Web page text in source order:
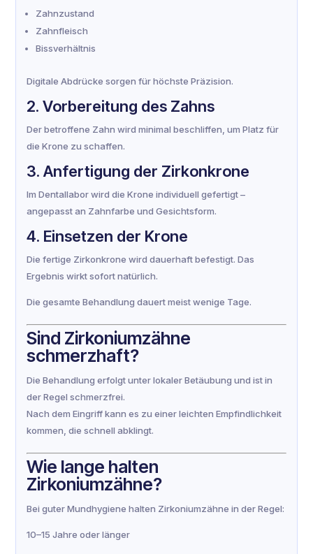
Zahnzustand
Zahnfleisch
Bissverhältnis
Digitale Abdrücke sorgen für höchste Präzision.
2. Vorbereitung des Zahns
Der betroffene Zahn wird minimal beschliffen, um Platz für
die Krone zu schaffen.
3. Anfertigung der Zirkonkrone
Im Dentallabor wird die Krone individuell gefertigt –
angepasst an Zahnfarbe und Gesichtsform.
4. Einsetzen der Krone
Die fertige Zirkonkrone wird dauerhaft befestigt. Das
Ergebnis wirkt sofort natürlich.
Die gesamte Behandlung dauert meist wenige Tage.
Sind Zirkoniumzähne
schmerzhaft?
Die Behandlung erfolgt unter lokaler Betäubung und ist in
der Regel schmerzfrei.
Nach dem Eingriff kann es zu einer leichten Empfindlichkeit
kommen, die schnell abklingt.
Wie lange halten
Zirkoniumzähne?
Bei guter Mundhygiene halten Zirkoniumzähne in der Regel:
10–15 Jahre oder länger